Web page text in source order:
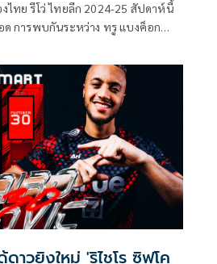
ไทย รีโว่ ไทยลีก 2024-25 สัปดาห์นี้
ด การพบกันระหว่าง ทรู แบงค็อก
าวยิงใหม่ 'ริไชโร ซิฟโค